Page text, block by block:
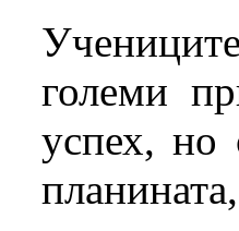
големи
успех, но